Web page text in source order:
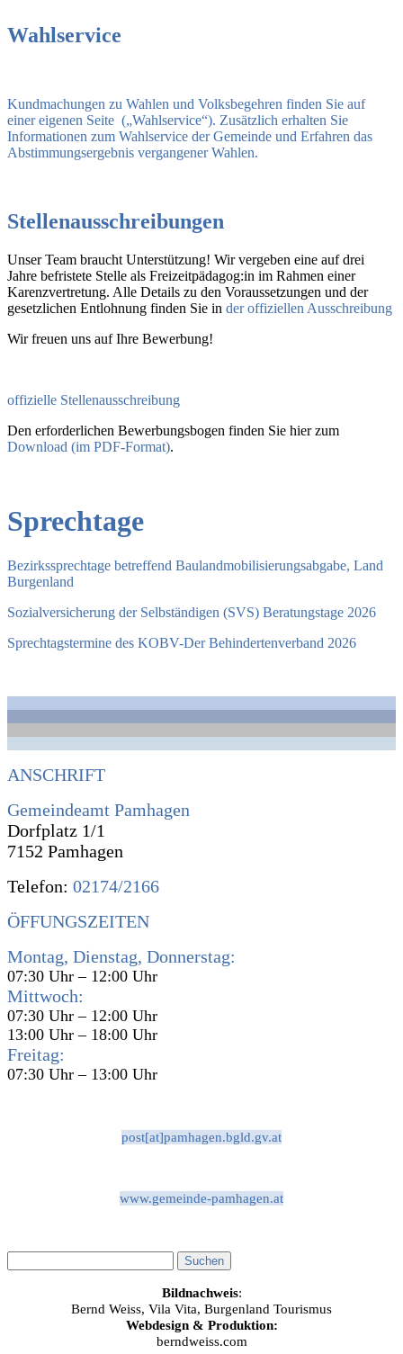
Wahlservice
Kundmachungen zu Wahlen und Volksbegehren finden Sie auf
einer eigenen Seite („Wahlservice“). Zusätzlich erhalten Sie
Informationen zum Wahlservice der Gemeinde und Erfahren das
Abstimmungsergebnis vergangener Wahlen.
Stellenausschreibungen
Unser Team braucht Unterstützung! Wir vergeben eine auf drei
Jahre befristete Stelle als Freizeitpädagog:in im Rahmen einer
Karenzvertretung. Alle Details zu den Voraussetzungen und der
gesetzlichen Entlohnung finden Sie in der offiziellen Ausschreibung
Wir freuen uns auf Ihre Bewerbung!
offizielle Stellenausschreibung
Den erforderlichen Bewerbungsbogen finden Sie hier zum
Download (im PDF-Format).
Sprechtage
Bezirkssprechtage betreffend Baulandmobilisierungsabgabe, Land
Burgenland
Sozialversicherung der Selbständigen (SVS) Beratungstage 2026
Sprechtagstermine des KOBV-Der Behindertenverband 2026
ANSCHRIFT
Gemeindeamt Pamhagen
Dorfplatz 1/1
7152 Pamhagen
Telefon: 02174/2166
ÖFFUNGSZEITEN
Montag, Dienstag, Donnerstag:
07:30 Uhr – 12:00 Uhr
Mittwoch:
07:30 Uhr – 12:00 Uhr
13:00 Uhr – 18:00 Uhr
Freitag:
07:30 Uhr – 13:00 Uhr
post[at]pamhagen.bgld.gv.at
www.gemeinde-pamhagen.at
Bildnachweis:
Bernd Weiss, Vila Vita, Burgenland Tourismus
Webdesign & Produktion:
berndweiss.com